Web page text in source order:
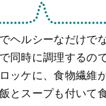
ヘルシーなだけで
同時に調理するの
ッケに、食物繊維
とスープも付いて